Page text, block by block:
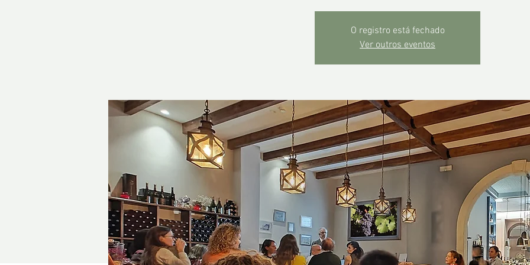
O registro está fechado
Ver outros eventos